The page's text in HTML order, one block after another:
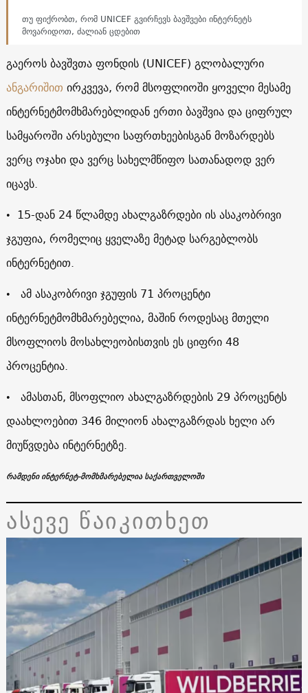
თუ ფიქრობთ, რომ UNICEF გვირჩევს ბავშვები ინტერნეტს
მოვარიდოთ, ძალიან ცდებით
გაეროს ბავშვთა ფონდის (UNICEF) გლობალური
ანგარიშით ირკვევა, რომ მსოფლიოში ყოველი მესამე
ინტერნეტმომხმარებლიდან ერთი ბავშვია და ციფრულ
სამყაროში არსებული საფრთხეებისგან მოზარდებს
ვერც ოჯახი და ვერც სახელმწიფო სათანადოდ ვერ
იცავს.
• 15-დან 24 წლამდე ახალგაზრდები ის ასაკობრივი
ჯგუფია, რომელიც ყველაზე მეტად სარგებლობს
ინტერნეტით.
• ამ ასაკობრივი ჯგუფის 71 პროცენტი
ინტერნეტმომხმარებელია, მაშინ როდესაც მთელი
მსოფლიოს მოსახლეობისთვის ეს ციფრი 48
პროცენტია.
• ამასთან, მსოფლიო ახალგაზრდების 29 პროცენტს
დაახლოებით 346 მილიონ ახალგაზრდას ხელი არ
მიუწვდება ინტერნეტზე.
რამდენი ინტერნეტ-მომხმარებელია საქართველოში
ასევე წაიკითხეთ